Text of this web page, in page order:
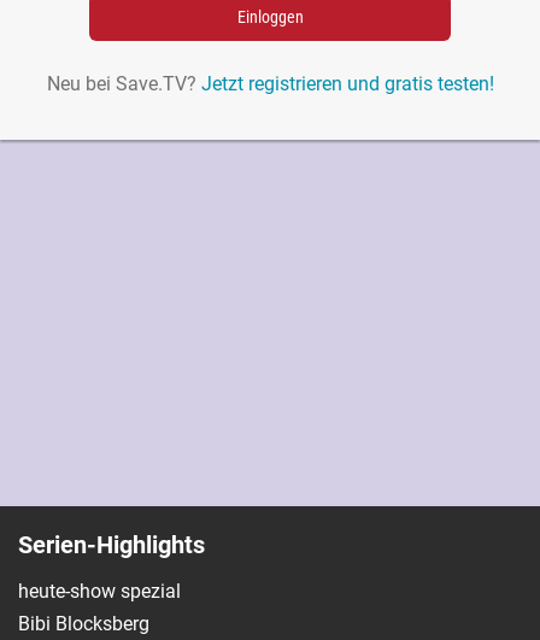
Einloggen
Neu bei Save.TV? Jetzt registrieren und gratis testen!
Serien-Highlights
heute-show spezial
Bibi Blocksberg